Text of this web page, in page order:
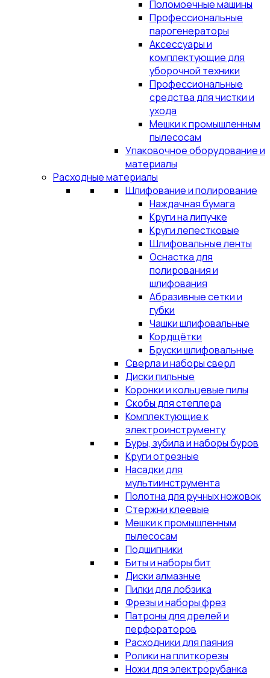
Поломоечные машины
Профессиональные
парогенераторы
Аксессуары и
комплектующие для
уборочной техники
Профессиональные
средства для чистки и
ухода
Мешки к промышленным
пылесосам
Упаковочное оборудование и
материалы
Расходные материалы
Шлифование и полирование
Наждачная бумага
Круги на липучке
Круги лепестковые
Шлифовальные ленты
Оснастка для
полирования и
шлифования
Абразивные сетки и
губки
Чашки шлифовальные
Кордщётки
Бруски шлифовальные
Сверла и наборы сверл
Диски пильные
Коронки и кольцевые пилы
Скобы для степлера
Комплектующие к
электроинструменту
Буры, зубила и наборы буров
Круги отрезные
Насадки для
мультиинструмента
Полотна для ручных ножовок
Стержни клеевые
Мешки к промышленным
пылесосам
Подшипники
Биты и наборы бит
Диски алмазные
Пилки для лобзика
Фрезы и наборы фрез
Патроны для дрелей и
перфораторов
Расходники для паяния
Ролики на плиткорезы
Ножи для электрорубанка